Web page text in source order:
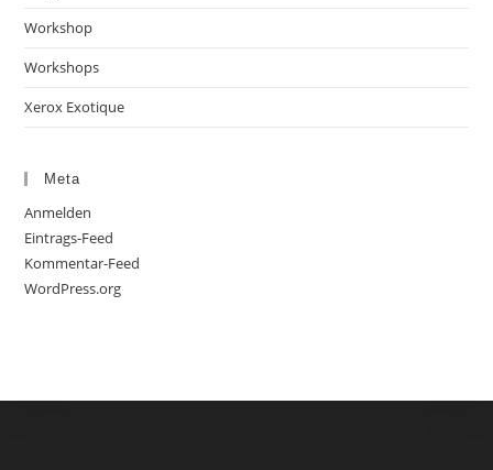
Workshop
Workshops
Xerox Exotique
Meta
Anmelden
Eintrags-Feed
Kommentar-Feed
WordPress.org